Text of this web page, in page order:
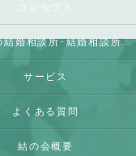
コンセプト
和歌山の結婚相談所･結婚相談所 結の会の評判
サービス
よくある質問
結の会概要